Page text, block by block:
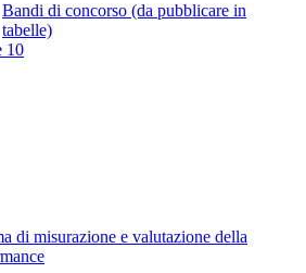
Bandi di concorso (da pubblicare in
tabelle)
10
di misurazione e valutazione della